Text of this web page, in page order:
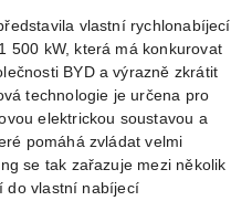
vlastní rychlonabíjecí
500 kW, která má konkurovat
BYD a výrazně zkrátit
technologie je určena pro
elektrickou soustavou a
pomáhá zvládat velmi
se tak zařazuje mezi několik
do vlastní nabíjecí